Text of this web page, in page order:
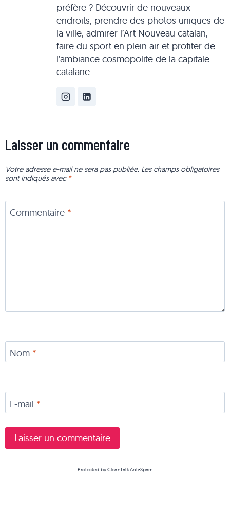
préfère ? Découvrir de nouveaux
endroits, prendre des photos uniques de
la ville, admirer l’Art Nouveau catalan,
faire du sport en plein air et profiter de
l’ambiance cosmopolite de la capitale
catalane.
Laisser un commentaire
Votre adresse e-mail ne sera pas publiée. Les champs obligatoires
sont indiqués avec *
Commentaire *
Nom *
E-mail *
Protected byCleanTalk Anti-Spam